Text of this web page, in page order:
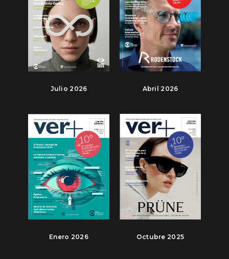
Julio 2026 Abril 2026
Enero 2026 Octubre 2025